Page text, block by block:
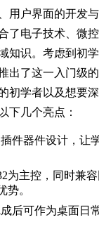
用户界面的开发
了电子技术、微
知识。考虑到初
出了这一入门级
初学者以及想要
下几个亮点：
件器件设计，让
为主控，同时兼
势。
后可作为桌面日